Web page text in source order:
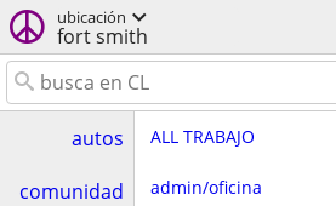
ubicación
fort smith
autos
comunidad
ALL TRABAJO
admin/oficina